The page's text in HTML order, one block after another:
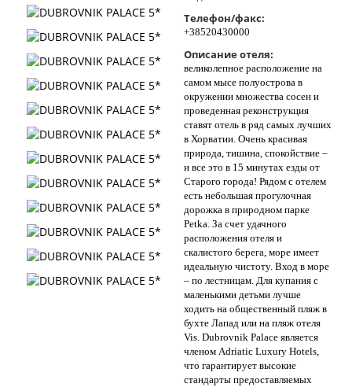
Телефон/факс:
+38520430000
Описание отеля:
великолепное расположение на
самом мысе полуострова в
окружении множества сосен и
проведенная реконструкция
ставят отель в ряд самых лучших
в Хорватии. Очень красивая
природа, тишина, спокойствие –
и все это в 15 минутах езды от
Старого города! Рядом с отелем
есть небольшая прогулочная
дорожка в природном парке
Petka. За счет удачного
расположения отеля и
скалистого берега, море имеет
идеальную чистоту. Вход в море
– по лестницам. Для купания с
маленькими детьми лучше
ходить на общественный пляж в
бухте Лапад или на пляж отеля
Vis. Dubrovnik Palace является
членом Adriatic Luxury Hotels,
что гарантирует высокие
стандарты предоставляемых